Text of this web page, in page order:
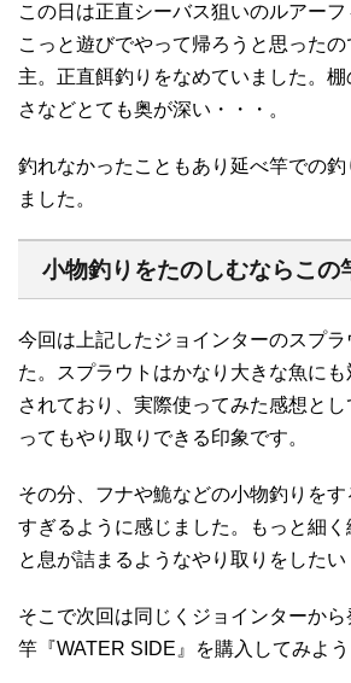
この日は正直シーバス狙いのルアー
こっと遊びでやって帰ろうと思った
主。正直餌釣りをなめていました。
さなどとても奥が深い・・・。
釣れなかったこともあり延べ竿での
ました。
小物釣りをたのしむならこの
今回は上記したジョインターのスプ
た。スプラウトはかなり大きな魚に
されており、実際使ってみた感想と
ってもやり取りできる印象です。
その分、フナや鮠などの小物釣りを
すぎるように感じました。もっと細
と息が詰まるようなやり取りをしたい
そこで次回は同じくジョインターか
竿『WATER SIDE』を購入してみよう